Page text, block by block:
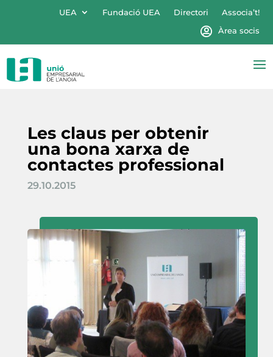
UEA Fundació UEA Directori
Associa’t!
Àrea socis
Les claus per obtenir
una bona xarxa de
contactes professional
29.10.2015